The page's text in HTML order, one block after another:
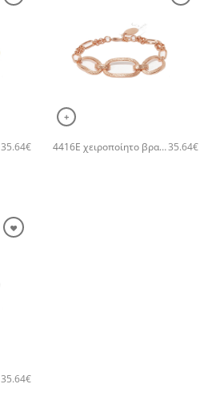
35.64€
+
4416E χειροποίητο βραχιόλι with large impressive chains Catherine bijoux Ροζ χρυσό35.64€
35.64€